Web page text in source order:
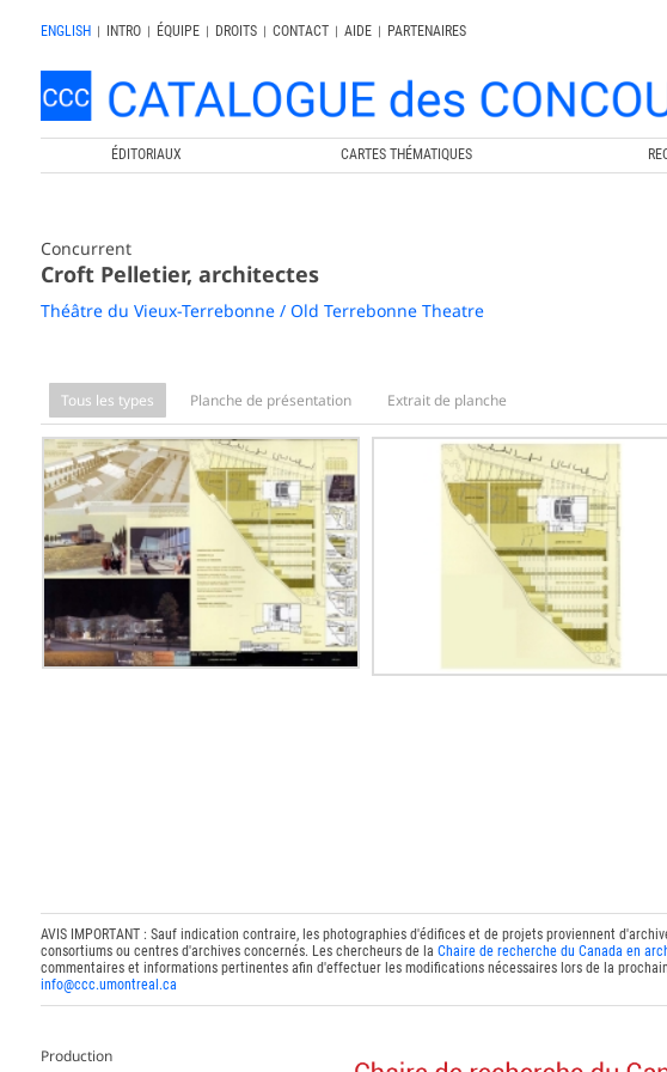
ENGLISH | INTRO | ÉQUIPE | DROITS | CONTACT | AIDE |
PARTENAIRES
ÉDITORIAUX CARTES THÉMATIQUES
Concurrent
Croft Pelletier, architectes
Théâtre du Vieux-Terrebonne / Old Terrebonne Theatre
Tous les types Planche de présentation Extrait de planche
AVIS IMPORTANT : Sauf indication contraire, les photographies d'édifices et de projets proviennent
consortiums ou centres d'archives concernés. Les chercheurs de la Chaire de recherche du Canada en
commentaires et informations pertinentes afin d'effectuer les modifications nécessaires lors de la
info@ccc.umontreal.ca
Production